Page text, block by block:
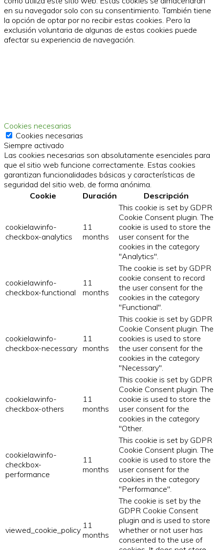
en su navegador solo con su consentimiento. También tiene
la opción de optar por no recibir estas cookies. Pero la
exclusión voluntaria de algunas de estas cookies puede
afectar su experiencia de navegación.
Cookies necesarias
Cookies necesarias
Siempre activado
Las cookies necesarias son absolutamente esenciales para
que el sitio web funcione correctamente. Estas cookies
garantizan funcionalidades básicas y características de
seguridad del sitio web, de forma anónima.
Cookie
Duración Descripción
cookielawinfo-
checkbox-analytics
11
months
This cookie is set by GDPR
Cookie Consent plugin. The
cookie is used to store the
user consent for the
cookies in the category
"Analytics".
cookielawinfo-
checkbox-functional
11
months
The cookie is set by GDPR
cookie consent to record
the user consent for the
cookies in the category
"Functional".
cookielawinfo-
checkbox-necessary
11
months
This cookie is set by GDPR
Cookie Consent plugin. The
cookies is used to store
the user consent for the
cookies in the category
"Necessary".
cookielawinfo-
checkbox-others
11
months
This cookie is set by GDPR
Cookie Consent plugin. The
cookie is used to store the
user consent for the
cookies in the category
"Other.
cookielawinfo-
checkbox-
performance
11
months
This cookie is set by GDPR
Cookie Consent plugin. The
cookie is used to store the
user consent for the
cookies in the category
"Performance".
viewed_cookie_policy 11
months
The cookie is set by the
GDPR Cookie Consent
plugin and is used to store
whether or not user has
consented to the use of